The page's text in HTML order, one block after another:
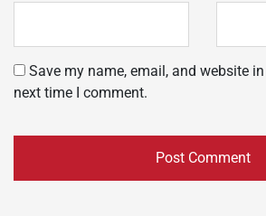
Save my name, email, and website
next time I comment.